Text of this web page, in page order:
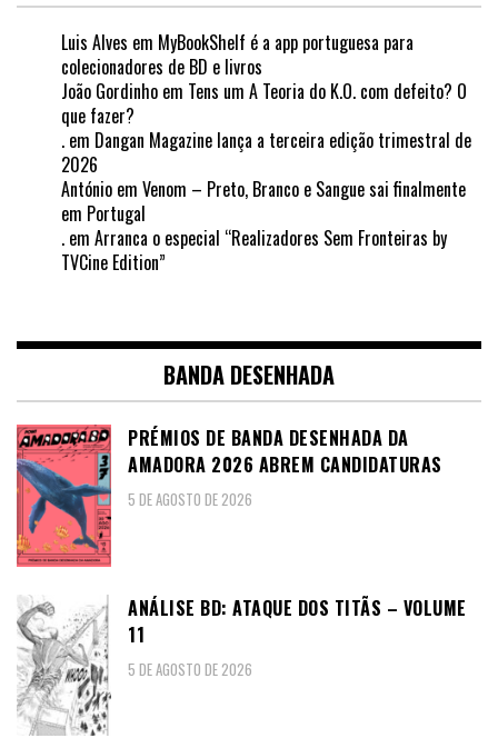
Luis Alves em MyBookShelf é a app portuguesa para
colecionadores de BD e livros
João Gordinho em Tens um A Teoria do K.O. com defeito? O
que fazer?
. em Dangan Magazine lança a terceira edição trimestral de
2026
António em Venom – Preto, Branco e Sangue sai finalmente
em Portugal
. em Arranca o especial “Realizadores Sem Fronteiras by
TVCine Edition”
BANDA DESENHADA
PRÉMIOS DE BANDA DESENHADA DA
AMADORA 2026 ABREM CANDIDATURAS
5 DE AGOSTO DE 2026
ANÁLISE BD: ATAQUE DOS TITÃS – VOLUME
11
5 DE AGOSTO DE 2026